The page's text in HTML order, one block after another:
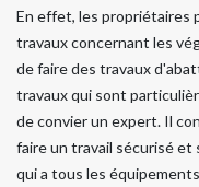
En effet, les propriétaires
travaux concernant les
de faire des travaux
travaux qui sont
de convier un expert. Il
faire un travail sécurisé et
qui a tous les